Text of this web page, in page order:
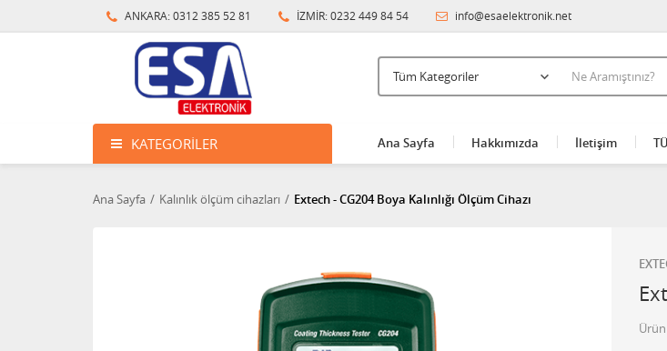
ANKARA: 0312 385 52 81 İZMİR: 0232 449 84 54 info@esaelektronik.net
KATEGORILER Ana Sayfa Hakkımızda İletişim
Ana Sayfa Kalınlık ölçüm cihazları Extech - CG204 Boya Kalınlığı Ölçüm Cihazı